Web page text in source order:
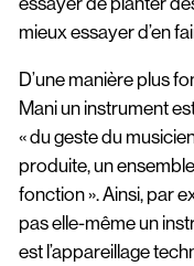
mieux essayer d’en
D’une manière plus
Mani un instrument
« du geste du
produite, un
fonction ». Ainsi, par
pas elle-même un
est l’appareillage